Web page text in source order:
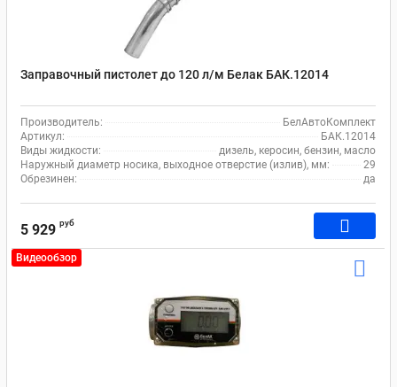
Заправочный пистолет до 120 л/м Белак БАК.12014
Производитель:
БелАвтоКомплект
Артикул:
БАК.12014
Виды жидкости:
дизель, керосин, бензин, масло
Наружный диаметр носика, выходное отверстие (излив), мм:
29
Обрезинен:
да
5 929 руб
Видеообзор